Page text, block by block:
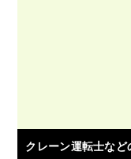
クレーン運転士な